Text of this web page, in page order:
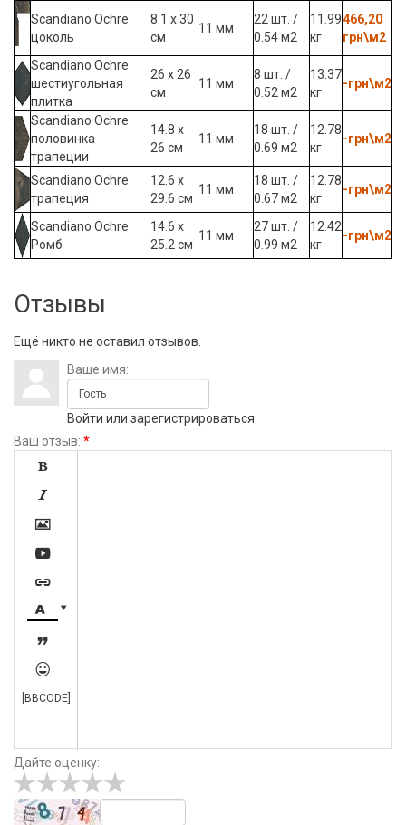
Scandiano Ochre
цоколь
8.1 x 30
см
11 мм
22 шт. /
0.54 м2
11.99
кг
466,20
грн\м2
Scandiano Ochre
шестиугольная
плитка
26 х 26
см
11 мм
8 шт. /
0.52 м2
13.37
кг
-грн\м2
Scandiano Ochre
половинка
трапеции
14.8 х
26 см
11 мм
18 шт. /
0.69 м2
12.78
кг
-грн\м2
Scandiano Ochre
трапеция
12.6 х
29.6 см
11 мм
18 шт. /
0.67 м2
12.78
кг
-грн\м2
Scandiano Ochre
Ромб
14.6 х
25.2 см
11 мм
27 шт. /
0.99 м2
12.42
кг
-грн\м2
Отзывы
Ещё никто не оставил отзывов.
Ваше имя:
Войти или зарегистрироваться
Ваш отзыв: *









[BBCODE]
Дайте оценку: